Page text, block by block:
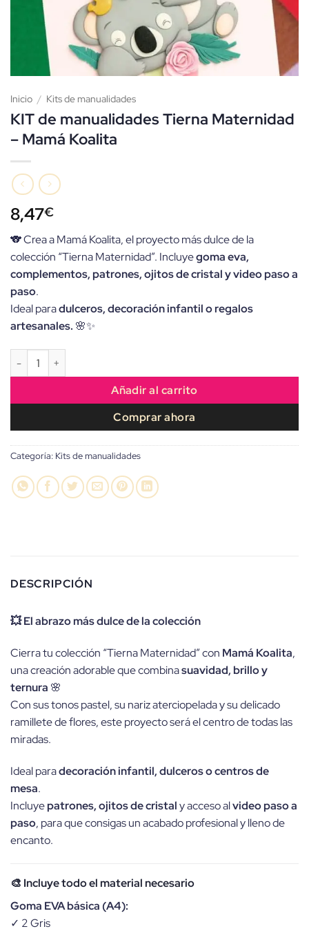
Inicio / Kits de manualidades
KIT de manualidades Tierna Maternidad
– Mamá Koalita
8,47€
🐨 Crea a Mamá Koalita, el proyecto más dulce de la
colección “Tierna Maternidad”. Incluyegoma eva,
complementos, patrones, ojitos de cristal y video paso a
paso.
Ideal paradulceros, decoración infantil o regalos
artesanales. 🌸✨
KIT de manualidades Tierna Maternidad – Mamá Koalita cantidad
Añadir al carrito
Comprar ahora
Categoría: Kits de manualidades
DESCRIPCIÓN
💥 El abrazo más dulce de la colección
Cierra tu colección “Tierna Maternidad” con Mamá Koalita,
una creación adorable que combinasuavidad, brillo y
ternura 🌸
Con sus tonos pastel, su nariz aterciopelada y su delicado
ramillete de flores, este proyecto será el centro de todas las
miradas.
Ideal paradecoración infantil, dulceros o centros de
mesa.
Incluyepatrones, ojitos de cristaly acceso alvideo paso a
paso, para que consigas un acabado profesional y lleno de
encanto.
🎨 Incluye todo el material necesario
Goma EVA básica (A4):
✓ 2 Gris